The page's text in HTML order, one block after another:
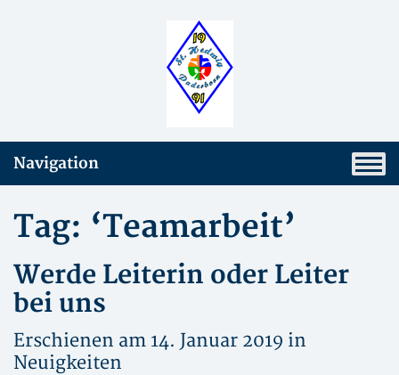
Navigation
Tag: ‘Teamarbeit’
Werde Leiterin oder Leiter
bei uns
Erschienen am 14. Januar 2019 in
Neuigkeiten